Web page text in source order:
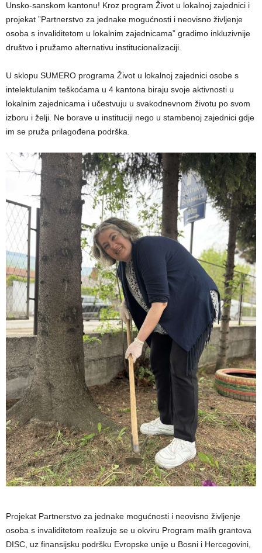
Unsko-sanskom kantonu! Kroz program Život u lokalnoj zajednici i
projekat ”Partnerstvo za jednake mogućnosti i neovisno življenje
osoba s invaliditetom u lokalnim zajednicama” gradimo inkluzivnije
društvo i pružamo alternativu institucionalizaciji.
U sklopu SUMERO programa Život u lokalnoj zajednici osobe s
intelektulanim teškoćama u 4 kantona biraju svoje aktivnosti u
lokalnim zajednicama i učestvuju u svakodnevnom životu po svom
izboru i želji. Ne borave u instituciji nego u stambenoj zajednici gdje
im se pruža prilagođena podrška.
Projekat Partnerstvo za jednake mogućnosti i neovisno življenje
osoba s invaliditetom realizuje se u okviru Program malih grantova
DISC, uz finansijsku podršku Evropske unije u Bosni i Hercegovini,